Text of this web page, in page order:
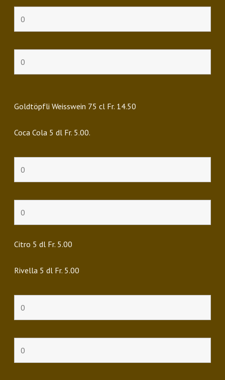
Goldtöpfli Weisswein 75 cl Fr. 14.50
Coca Cola 5 dl Fr. 5.00.
Citro 5 dl Fr. 5.00
Rivella 5 dl Fr. 5.00